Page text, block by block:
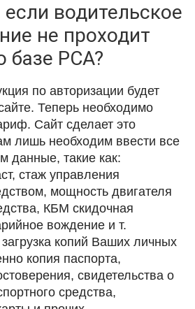
водительское
не проходит
базе РСА?
по авторизации будет
Теперь необходимо
Сайт сделает это
лишь необходим ввести все
данные, такие как:
стаж управления
мощность двигателя
КБМ скидочная
вождение и т.
копий Ваших личных
копия паспорта,
свидетельства о
средства,